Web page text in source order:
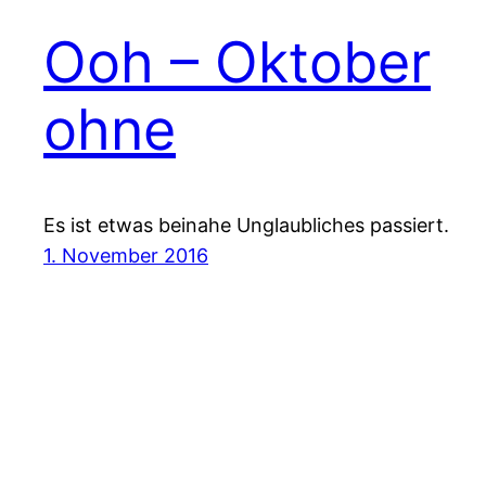
Ooh – Oktober
ohne
Es ist etwas beinahe Unglaubliches passiert.
1. November 2016